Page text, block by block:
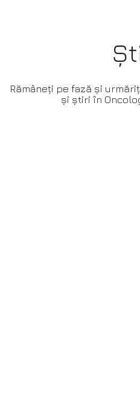
Rămâneți pe fază și
și știri în